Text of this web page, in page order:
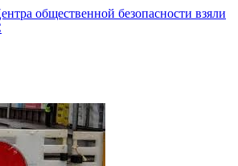
общественной безопасности взяли